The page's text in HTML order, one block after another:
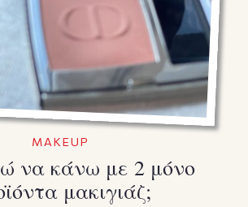
MAKEUP
να κάνω με 2 μόνο
μακιγιάζ;